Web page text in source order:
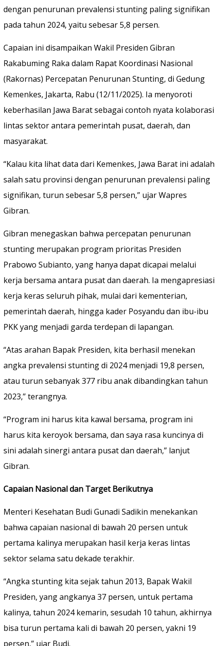
dengan penurunan prevalensi stunting paling signifikan
pada tahun 2024, yaitu sebesar 5,8 persen.
Capaian ini disampaikan Wakil Presiden Gibran
Rakabuming Raka dalam Rapat Koordinasi Nasional
(Rakornas) Percepatan Penurunan Stunting, di Gedung
Kemenkes, Jakarta, Rabu (12/11/2025). Ia menyoroti
keberhasilan Jawa Barat sebagai contoh nyata kolaborasi
lintas sektor antara pemerintah pusat, daerah, dan
masyarakat.
“Kalau kita lihat data dari Kemenkes, Jawa Barat ini adalah
salah satu provinsi dengan penurunan prevalensi paling
signifikan, turun sebesar 5,8 persen,” ujar Wapres
Gibran.
Gibran menegaskan bahwa percepatan penurunan
stunting merupakan program prioritas Presiden
Prabowo Subianto, yang hanya dapat dicapai melalui
kerja bersama antara pusat dan daerah. Ia mengapresiasi
kerja keras seluruh pihak, mulai dari kementerian,
pemerintah daerah, hingga kader Posyandu dan ibu-ibu
PKK yang menjadi garda terdepan di lapangan.
“Atas arahan Bapak Presiden, kita berhasil menekan
angka prevalensi stunting di 2024 menjadi 19,8 persen,
atau turun sebanyak 377 ribu anak dibandingkan tahun
2023,” terangnya.
“Program ini harus kita kawal bersama, program ini
harus kita keroyok bersama, dan saya rasa kuncinya di
sini adalah sinergi antara pusat dan daerah,” lanjut
Gibran.
Capaian Nasional dan Target Berikutnya
Menteri Kesehatan Budi Gunadi Sadikin menekankan
bahwa capaian nasional di bawah 20 persen untuk
pertama kalinya merupakan hasil kerja keras lintas
sektor selama satu dekade terakhir.
“Angka stunting kita sejak tahun 2013, Bapak Wakil
Presiden, yang angkanya 37 persen, untuk pertama
kalinya, tahun 2024 kemarin, sesudah 10 tahun, akhirnya
bisa turun pertama kali di bawah 20 persen, yakni 19
persen,” ujar Budi.